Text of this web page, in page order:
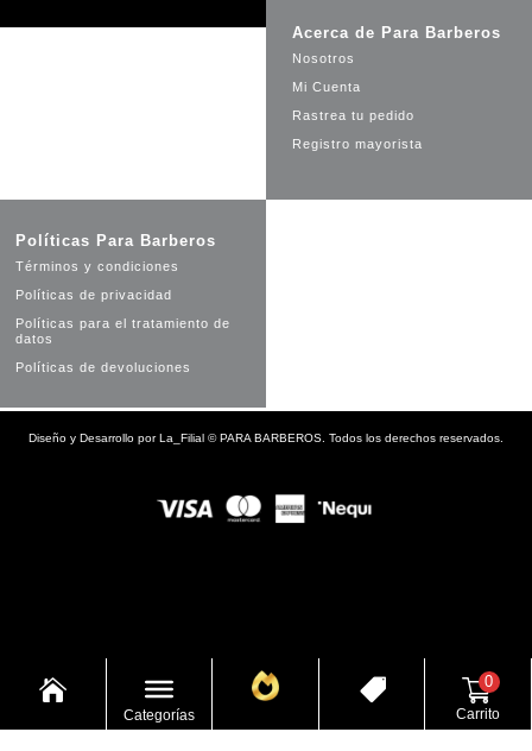
Acerca de Para Barberos
Nosotros
Mi Cuenta
Rastrea tu pedido
Registro mayorista
Políticas Para Barberos
Términos y condiciones
Políticas de privacidad
Políticas para el tratamiento de
datos
Políticas de devoluciones
Diseño y Desarrollo porLa_Filial ©PARA BARBEROS. Todos los derechos reservados.

Categorías
 0
Carrito